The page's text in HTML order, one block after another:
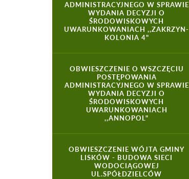
ADMINISTRACYJNEGO W SPRAWIE
WYDANIA DECYZJI O
ŚRODOWISKOWYCH
UWARUNKOWANIACH ,,ZAKRZYN-
KOLONIA 4"
OBWIESZCZENIE O WSZCZĘCIU
POSTĘPOWANIA
ADMINISTRACYJNEGO W SPRAWIE
WYDANIA DECYZJI O
ŚRODOWISKOWYCH
UWARUNKOWANIACH
,,ANNOPOL"
OBWIESZCZENIE WÓJTA GMINY
LISKÓW - BUDOWA SIECI
WODOCIĄGOWEJ
UL.SPÓŁDZIELCÓW